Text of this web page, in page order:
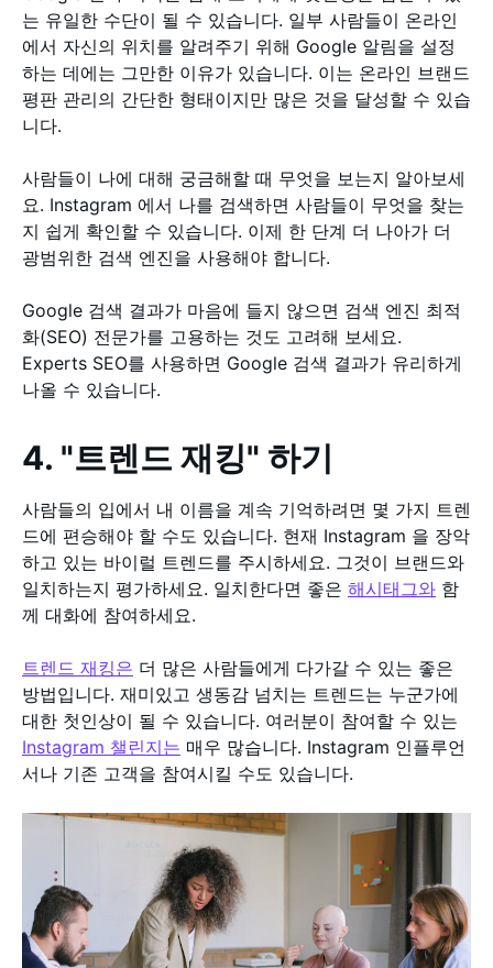
는 유일한 수단이 될 수 있습니다. 일부 사람들이 온라인
에서 자신의 위치를 알려주기 위해 Google 알림을 설정
하는 데에는 그만한 이유가 있습니다. 이는 온라인 브랜드
평판 관리의 간단한 형태이지만 많은 것을 달성할 수 있습
니다.
사람들이 나에 대해 궁금해할 때 무엇을 보는지 알아보세
요. Instagram 에서 나를 검색하면 사람들이 무엇을 찾는
지 쉽게 확인할 수 있습니다. 이제 한 단계 더 나아가 더
광범위한 검색 엔진을 사용해야 합니다.
Google 검색 결과가 마음에 들지 않으면 검색 엔진 최적
화(SEO) 전문가를 고용하는 것도 고려해 보세요.
Experts SEO를 사용하면 Google 검색 결과가 유리하게
나올 수 있습니다.
4. "트렌드 재킹" 하기
사람들의 입에서 내 이름을 계속 기억하려면 몇 가지 트렌
드에 편승해야 할 수도 있습니다. 현재 Instagram 을 장악
하고 있는 바이럴 트렌드를 주시하세요. 그것이 브랜드와
일치하는지 평가하세요. 일치한다면 좋은 해시태그와 함
께 대화에 참여하세요.
트렌드 재킹은 더 많은 사람들에게 다가갈 수 있는 좋은
방법입니다. 재미있고 생동감 넘치는 트렌드는 누군가에
대한 첫인상이 될 수 있습니다. 여러분이 참여할 수 있는
Instagram 챌린지는 매우 많습니다. Instagram 인플루언
서나 기존 고객을 참여시킬 수도 있습니다.